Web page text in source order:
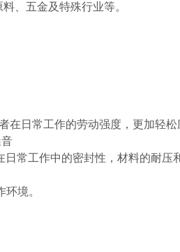
、五金及特殊行业等。
日常工作的劳动强度，更加轻松
常工作中的密封性，材料的耐压
境。